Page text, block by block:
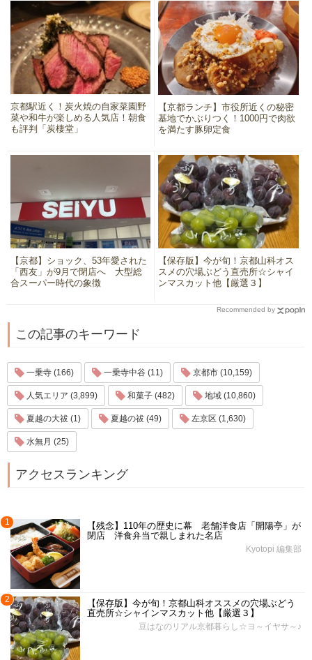
京都駅近く！炭火焼の自家菜園野
菜や和牛が楽しめる人気店！朝食
も評判「炭棲堂」
【京都ランチ】市役所近くの秘密
基地でかぶりつく！1000円で肉欲
を満たす豚卵定食
【京都】ショック、53年愛された
「西友」が9月で閉店へ 大型総
合スーパー時代の象徴
【保存版】今が旬！京都山科オス
スメの穴場ぶどう直売所☆シャイ
ンマスカット他【厳選３】
Recommended by
この記事のキーワード
一乗寺 (166) 一乗寺中谷 (11) 京都市 (10,159)
人気エリア (3,899) 和菓子 (482) 地域 (10,860)
夏越の大祓 (1) 夏越の祓 (49) 左京区 (1,630)
水無月 (25)
アクセスランキング
1
【残念】110年の歴史に幕 老舗洋食店「開陽亭」が
閉店 洋食弁当で親しまれた名店
Kyotopi 編集部
2
【保存版】今が旬！京都山科オススメの穴場ぶどう
直売所☆シャインマスカット他【厳選３】
豆はなのリアル京都暮らし☆ヨ～イヤサ～♪